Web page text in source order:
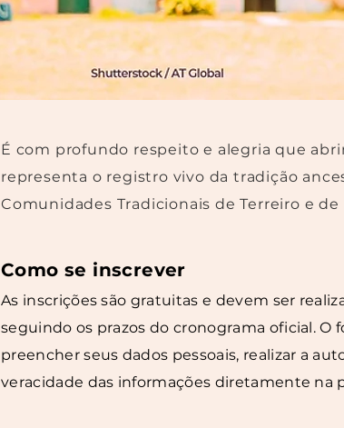
É com profundo respeito e alegria que
representa o registro vivo da tradição
Comunidades Tradicionais de Terreiro e de
Como se inscrever
As inscrições são gratuitas e devem ser
seguindo os prazos do cronograma oficial. O
preencher seus dados pessoais, realizar a
veracidade das informações diretamente na